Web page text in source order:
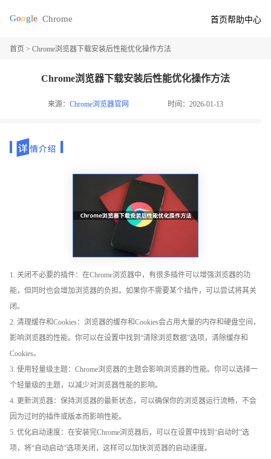
首页帮助中心
首页 > Chrome浏览器下载安装后性能优化操作方法
Chrome浏览器下载安装后性能优化操作方法
来源：Chrome浏览器官网 时间：2026-01-13
1. 关闭不必要的插件：在Chrome浏览器中，有很多插件可以增强浏览器的功
能，但同时也会增加浏览器的负担。如果你不需要某个插件，可以尝试将其关
闭。
2. 清理缓存和Cookies：浏览器的缓存和Cookies会占用大量的内存和硬盘空间，
影响浏览器的性能。你可以在设置中找到“清除浏览数据”选项，清除缓存和
Cookies。
3. 使用轻量级主题：Chrome浏览器的主题会影响浏览器的性能。你可以选择一
个轻量级的主题，以减少对浏览器性能的影响。
4. 更新浏览器：保持浏览器的最新状态，可以确保你的浏览器运行流畅，不会
因为过时的插件或版本而影响性能。
5. 优化启动速度：在安装完Chrome浏览器后，可以在设置中找到“启动时”选
项，将“自动启动”选项关闭，这样可以加快浏览器的启动速度。